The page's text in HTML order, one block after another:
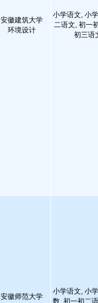
安徽建筑大学
环境设计
小学语文, 小
二语文, 初一
初三语
安徽师范大学
小学语文, 小
数, 初一初二